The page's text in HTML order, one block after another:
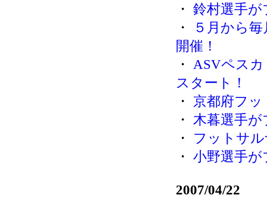
・ 鈴村選手
・
５月から
開催！
・ ASVペス
スタート！
・ 京都府フ
・ 木暮選手
・ フットサ
・ 小野選手
2007/04/22